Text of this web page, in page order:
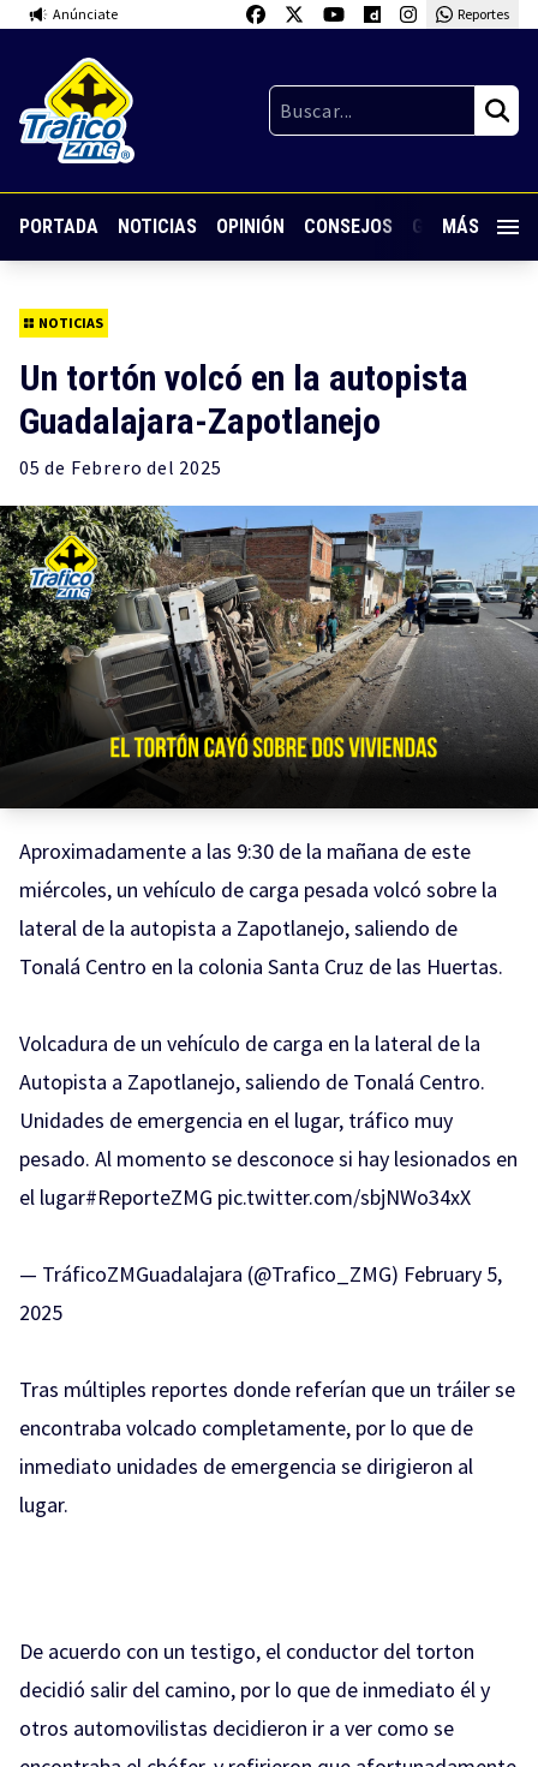
Anúnciate Reportes
PORTADA NOTICIAS OPINIÓN CONSEJOS GUARDIA
MÁS
NOTICIAS
Un tortón volcó en la autopista
Guadalajara-Zapotlanejo
05 de Febrero del 2025
Aproximadamente a las 9:30 de la mañana de este
miércoles, un vehículo de carga pesada volcó sobre la
lateral de la autopista a Zapotlanejo, saliendo de
Tonalá Centro en la colonia Santa Cruz de las Huertas.
Volcadura de un vehículo de carga en la lateral de la
Autopista a Zapotlanejo, saliendo de Tonalá Centro.
Unidades de emergencia en el lugar, tráfico muy
pesado. Al momento se desconoce si hay lesionados en
el lugar#ReporteZMG pic.twitter.com/sbjNWo34xX
— TráficoZMGuadalajara (@Trafico_ZMG) February 5,
2025
Tras múltiples reportes donde referían que un tráiler se
encontraba volcado completamente, por lo que de
inmediato unidades de emergencia se dirigieron al
lugar.
De acuerdo con un testigo, el conductor del torton
decidió salir del camino, por lo que de inmediato él y
otros automovilistas decidieron ir a ver como se